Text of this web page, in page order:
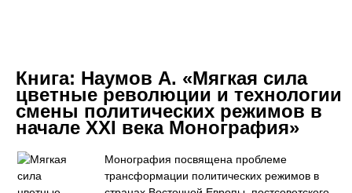
Книга: Наумов А. «Мягкая сила
цветные революции и технологии
смены политических режимов в
начале XXI века Монография»
Монография посвящена проблеме
трансформации политических режимов в